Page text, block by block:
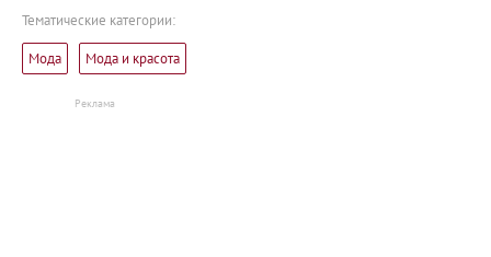
Тематические категории:
Мода Мода и красота